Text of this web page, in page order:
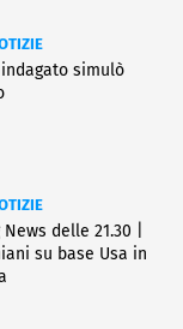
simulò
delle 21.30 |
su base Usa in